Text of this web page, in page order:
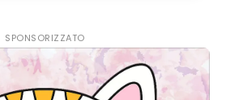
SPONSORIZZATO